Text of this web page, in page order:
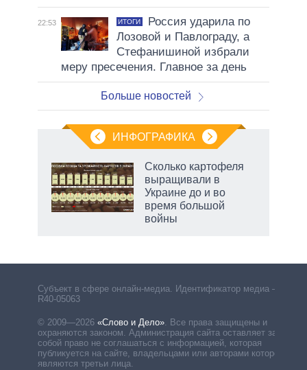
22:53 ИТОГИ
Россия ударила по
Лозовой и Павлограду, а
Стефанишиной избрали
меру пресечения. Главное за день
Больше новостей
ИНФОГРАФИКА
Сколько картофеля
выращивали в
Украине до и во
время большой
войны
Субъект в сфере онлайн-медиа. Идентификатор медиа –
R40-05063
© 2009—2026 «Слово и Дело». Все права защищены и
охраняются законом. Администрация сайта оставляет за
собой право не соглашаться с информацией, которая
публикуется на сайте, владельцами или авторами которой
являются третьи лица.